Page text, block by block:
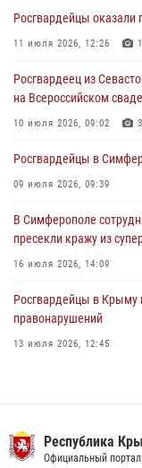
В Симферополе
подозреваемого в
Росгвардейцы
объекте в Севастополе
Росгвардейцы
11 июля 2026, 12:26 1
Росгвардеец из
на Всероссийском
10 июля 2026, 09:02 3
Росгвардейцы в
09 июля 2026, 09:39
В Симферополе
пресекли кражу из
16 июля 2026, 14:09
Росгвардейцы в Крыму
правонарушений
13 июля 2026, 12:45
В Ялте росгвардейцы
Республика
Официальный портал